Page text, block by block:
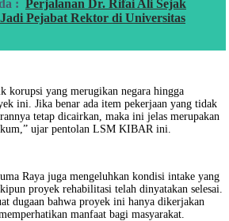
: Perjalanan Dr. Rifai Ali Sejak
Pejabat Rektor di Universitas
korupsi yang merugikan negara hingga
ini. Jika benar ada item pekerjaan yang tidak
tetap dicairkan, maka ini jelas merupakan
ujar pentolan LSM KIBAR ini.
Raya juga mengeluhkan kondisi intake yang
proyek rehabilitasi telah dinyatakan selesai.
dugaan bahwa proyek ini hanya dikerjakan
manfaat bagi masyarakat.